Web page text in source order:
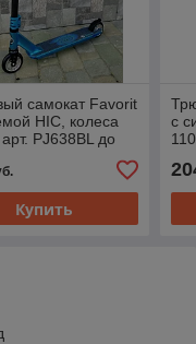
самокат Favorit
HIC, колеса
PJ638BL до
Купить
с